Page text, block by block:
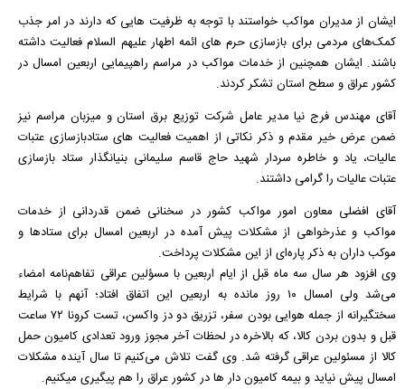
ایشان از مدیران مواکب خواستند با توجه به ظرفیت هایی که دارند در امر جذب
کمک‌های مردمی برای بازسازی حرم های ائمه اطهار علیهم السلام فعالیت داشته
باشند. ایشان همچنین از خدمات مواکب در مراسم راهپیمایی اربعین امسال در
کشور عراق و سطح استان تشکر کردند.
آقای مهندس فرج نیا مدیر عامل شرکت توزيع برق استان و میزبان مراسم نیز
ضمن عرض خیر مقدم و ذکر نکاتی از اهمیت فعالیت های ستادبازسازی عتبات
عالیات، یاد و خاطره سردار شهید حاج قاسم سلیمانی بنیانگذار ستاد بازسازی
عتبات عالیات را گرامی داشتند.
آقای افضلی معاون امور مواکب کشور در سخنانی ضمن قدردانی از خدمات
مواکب و عذرخواهی از مشکلات پیش آمده در اربعین امسال برای ستادها و
موکب داران به ذکر پاره‌ای از این مشکلات پرداخت.
وی افزود هر سال سه ماه قبل از ایام اربعین با مسؤلین عراقی تفاهم‌نامه امضاء
می‌شد ولی امسال ١٠ روز مانده به اربعین این اتفاق افتاد؛ آنهم با شرایط
سختگیرانه از جمله هوایی بودن سفر، تزریق دو دز واکسن، تست کرونا ٧٢ ساعت
قبل و بدون بردن کالا، که بالاخره در لحظات آخر مجوز ورود تعدادی کامیون حمل
کالا از مسئولین عراقی گرفته شد. وی گفت تلاش می‌کنیم تا سال آینده مشکلات
امسال پیش نیاید و بیمه کامیون دار ها در کشور عراق را هم پیگیری میکنیم.